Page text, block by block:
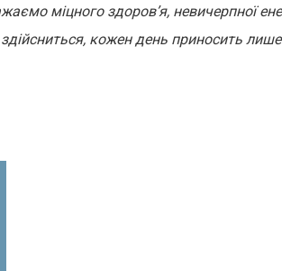
міцного здоров’я, невичерпної
кожен день приносить